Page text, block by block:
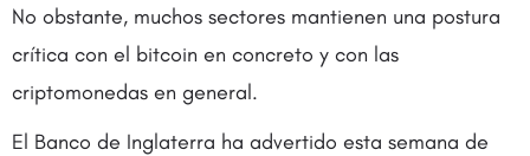
No obstante, muchos sectores mantienen una postura
crítica con el bitcoin en concreto y con las
criptomonedas en general.
El Banco de Inglaterra ha advertido esta semana de